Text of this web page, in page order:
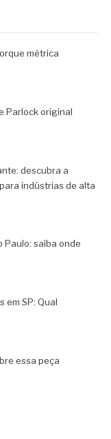
métrica
Parlock original
descubra a
indústrias de alta
Paulo: saiba onde
em SP: Qual
essa peça